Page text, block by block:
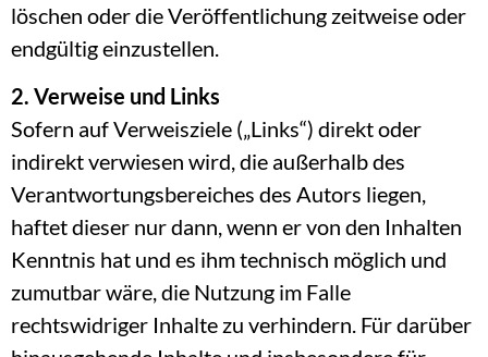
löschen oder die Veröffentlichung zeitweise oder
endgültig einzustellen.
2. Verweise und Links
Sofern auf Verweisziele („Links“) direkt oder
indirekt verwiesen wird, die außerhalb des
Verantwortungsbereiches des Autors liegen,
haftet dieser nur dann, wenn er von den Inhalten
Kenntnis hat und es ihm technisch möglich und
zumutbar wäre, die Nutzung im Falle
rechtswidriger Inhalte zu verhindern. Für darüber